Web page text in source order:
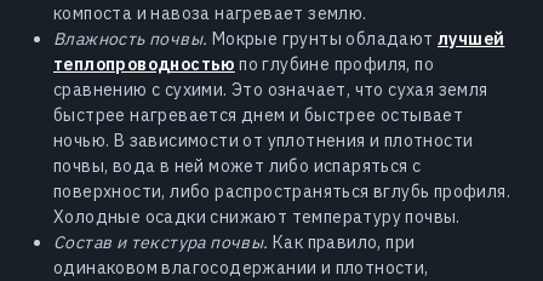
компоста и навоза нагревает землю.
Влажность почвы. Мокрые грунты обладаютлучшей
теплопроводностью по глубине профиля, по
сравнению с сухими. Это означает, что сухая земля
быстрее нагревается днем и быстрее остывает
ночью. В зависимости от уплотнения и плотности
почвы, вода в ней может либо испаряться с
поверхности, либо распространяться вглубь профиля.
Холодные осадки снижают температуру почвы.
Состав и текстура почвы. Как правило, при
одинаковом влагосодержании и плотности,